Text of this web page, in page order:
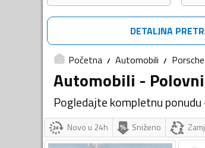
DETALJNA
Početna Automobili Porsche
Automobili -
Pogledajte kompletnu
Novo u 24h Sniženo